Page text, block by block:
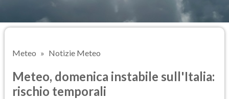
Meteo Notizie Meteo
Meteo, domenica instabile sull'Italia:
rischio temporali